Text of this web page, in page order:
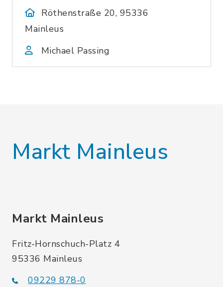
Röthenstraße 20, 95336
Mainleus
Michael Passing
Markt Mainleus
Markt Mainleus
Fritz-Hornschuch-Platz 4
95336 Mainleus
09229 878-0